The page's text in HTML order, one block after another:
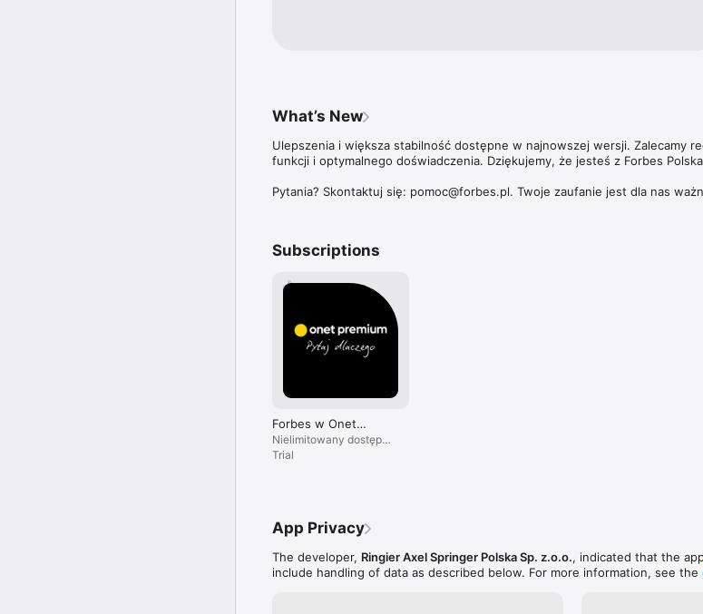
What’s New
Ulepszenia i większa stabilność dostępne w najnowszej wersji. Zalecamy
funkcji i optymalnego doświadczenia. Dziękujemy, że jesteś z Forbes
Pytania? Skontaktuj się: pomoc@forbes.pl. Twoje zaufanie jest dla nas
Subscriptions
Forbes w Onet
Premium
Nielimitowany dostęp
do treści i brak reklam.
Trial
App Privacy
The developer, Ringier Axel Springer Polska Sp. z.o.o., indicated that the
include handling of data as described below. For more information, see the